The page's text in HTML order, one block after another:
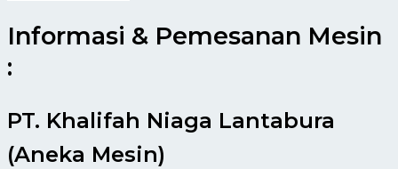
Informasi & Pemesanan Mesin
:
PT. Khalifah Niaga Lantabura
(Aneka Mesin)